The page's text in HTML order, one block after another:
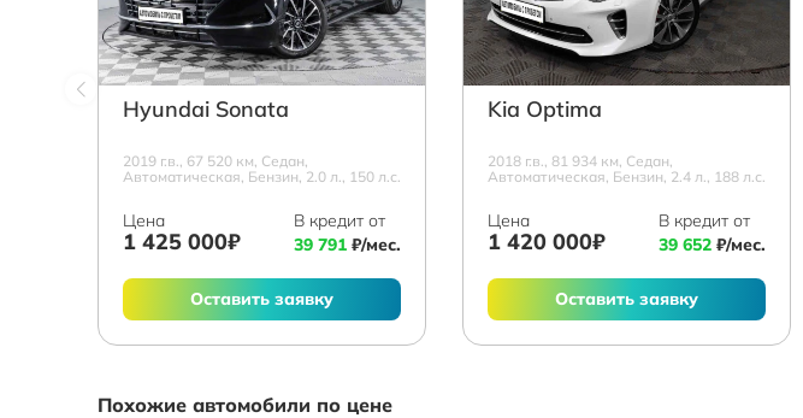
Hyundai Sonata
2019 г.в., 67 520 км, Седан,
Автоматическая, Бензин, 2.0 л., 150 л.с.
Цена
1 425 000₽
В кредит от
39 791 ₽/мес.
Оставить заявку
Kia Optima
2018 г.в., 81 934 км, Седан,
Автоматическая, Бензин, 2.4 л., 188 л.с.
Цена
1 420 000₽
В кредит от
39 652 ₽/мес.
Оставить заявку
Похожие автомобили по цене